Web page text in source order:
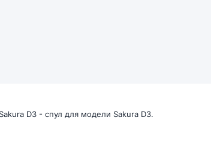
D3 - спул для модели Sakura D3.